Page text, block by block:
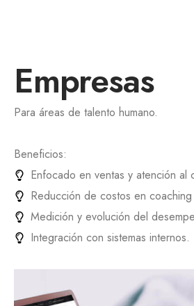
Empresas
Para áreas de talento humano.
Beneficios:
Enfocado en ventas y atención al
Reducción de costos en
Medición y evolución del
Integración con sistemas internos.